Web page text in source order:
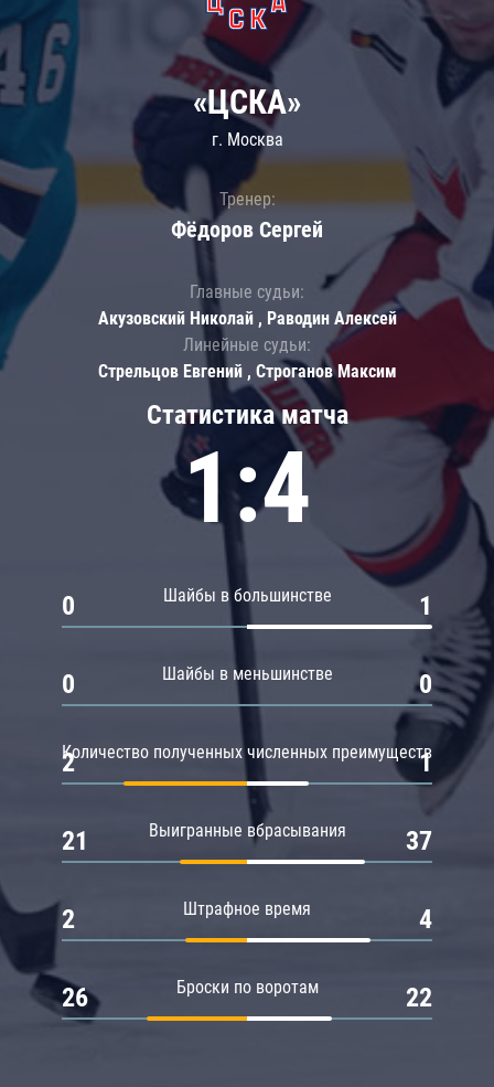
Статистика матча
1:4
Шайбы в большинстве
0 1
Шайбы в меньшинстве
0 0
Количество полученных численных преимуществ
2 1
Выигранные вбрасывания
21 37
Штрафное время
2 4
Броски по воротам
26 22
«ЦСКА»
г. Москва
Тренер:
Фёдоров Сергей
Главные судьи:
Акузовский Николай , Раводин Алексей
Линейные судьи:
Стрельцов Евгений , Строганов Максим